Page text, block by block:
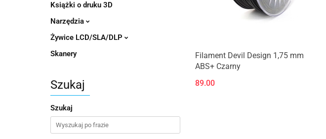
Książki o druku 3D
Narzędzia
Żywice LCD/SLA/DLP
Skanery
Szukaj
Szukaj
Produkt niedostępny
Filament Devil Design 1,75 mm
ABS+ Czarny
89.00